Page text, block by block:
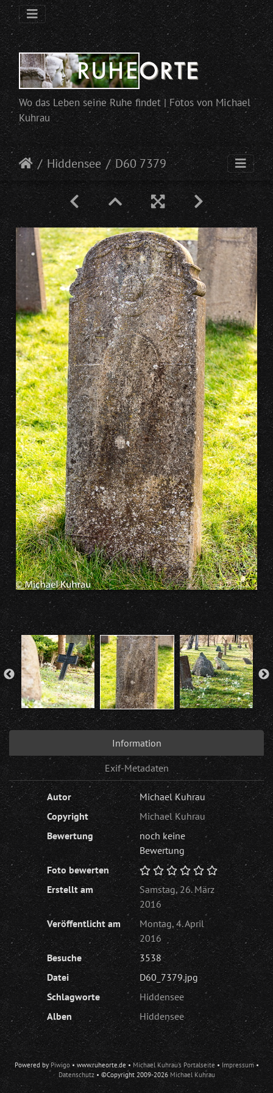
Wo das Leben seine Ruhe findet | Fotos von Michael
Kuhrau
Hiddensee D60 7379
Information
Exif-Metadaten
Autor
Michael Kuhrau
Copyright
Michael Kuhrau
Bewertung
noch keine
Bewertung
Foto bewerten
Erstellt am
Samstag, 26. März
2016
Veröffentlicht am
Montag, 4. April
2016
Besuche
3538
Datei
D60_7379.jpg
Schlagworte
Hiddensee
Alben
Hiddensee
Powered byPiwigo • www.ruheorte.de • Michael Kuhrau's Portalseite • Impressum•
Datenschutz• ©Copyright 2009-2026 Michael Kuhrau